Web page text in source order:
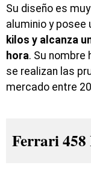
Su diseño es
aluminio y posee
kilos y alcanza
hora. Su nombre
se realizan las
mercado entre
Ferrari